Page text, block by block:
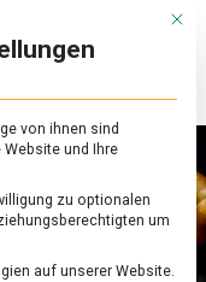
Online-
Magazin
zu
&
Ernährung
Mit
von ihnen sind
und Ihre
zu optionalen
um
auf unserer Website.